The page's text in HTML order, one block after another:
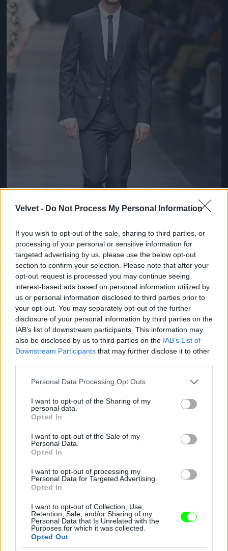
Velvet - Do Not Process My Personal Information
If you wish to opt-out of the sale, sharing to third parties, or
processing of your personal or sensitive information for
targeted advertising by us, please use the below opt-out
section to confirm your selection. Please note that after your
opt-out request is processed you may continue seeing
interest-based ads based on personal information utilized by
us or personal information disclosed to third parties prior to
your opt-out. You may separately opt-out of the further
disclosure of your personal information by third parties on the
IAB’s list of downstream participants. This information may
also be disclosed by us to third parties on the IAB’s List of
Downstream Participants that may further disclose it to other
Please note that this website/app uses one or more Google
not limited to your visit or usage behaviour. You may click to
grant or deny consent to Google and its third-party tags to
use your data for below specified purposes in below Google
consent section.
Personal Data Processing Opt Outs
I want to opt-out of the Sharing of my
personal data.
Opted In
I want to opt-out of the Sale of my
Personal Data.
Opted In
I want to opt-out of processing my
Personal Data for Targeted Advertising.
Opted In
I want to opt-out of Collection, Use,
Retention, Sale, and/or Sharing of my
Personal Data that Is Unrelated with the
Purposes for which it was collected.
Opted Out
Patinszki Misa a Dolce & Gabbana
divatbemutatóján
Fotó: Catwalking / Europress / Getty #8
Jön még kép!